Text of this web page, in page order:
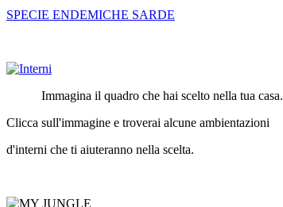
SPECIE ENDEMICHE SARDE
Immagina il quadro che hai scelto nella tua casa.
Clicca sull'immagine e troverai alcune ambientazioni
d'interni che ti aiuteranno nella scelta.